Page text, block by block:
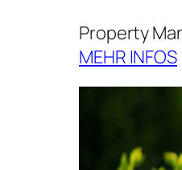
Property
MEHR INFOS